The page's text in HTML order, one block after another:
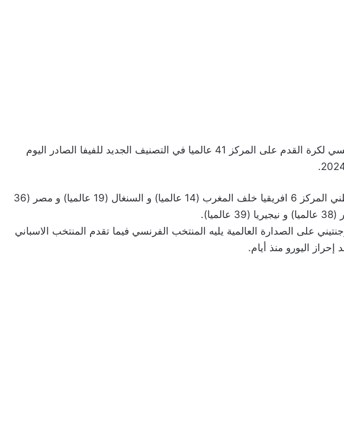
حافظ المنتخب التونسي لكرة القدم على المركز 41 عالميا في التصنيف الجديد للفيفا الصادر اليوم
واحتل المنتخب الوطني المركز 6 افريقيا خلف المغرب (14 عالميا) و السنغال (19 عالميا) و مصر (36
على الصدارة العالمية يليه المنتخب الفرنسي فيما تقدم المنتخب الاسباني
إحراز اليورو منذ أيام.